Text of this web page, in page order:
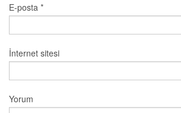
E-posta *
İnternet sitesi
Yorum